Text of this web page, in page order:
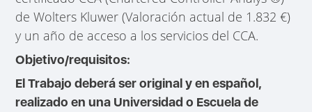
de Wolters Kluwer (Valoración actual de 1.832 €)
y un año de acceso a los servicios del CCA.
Objetivo/requisitos:
El Trabajo deberá ser original y en español,
realizado en una Universidad o Escuela de